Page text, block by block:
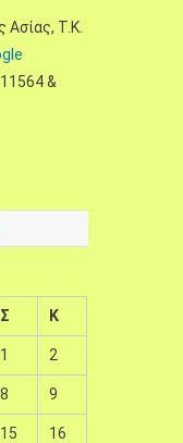
Τ.Κ.
&
Σ Κ
1 2
8 9
15 16